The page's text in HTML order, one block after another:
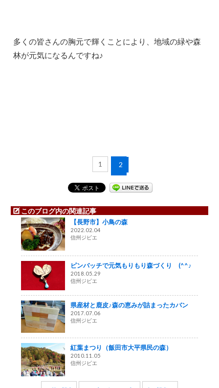
多くの皆さんの胸元で輝くことにより、地域の緑や森
林が元気になるんですね♪
1 2
このブログ内の関連記事
【長野市】小鳥の森
2022.02.04
信州ジビエ
ピンバッチで元気もりもり森づくり (^^♪
2018.05.29
信州ジビエ
県産材と鹿皮♪森の恵みが詰まったカバン
2017.07.06
信州ジビエ
紅葉まつり（飯田市大平県民の森）
2010.11.05
信州ジビエ